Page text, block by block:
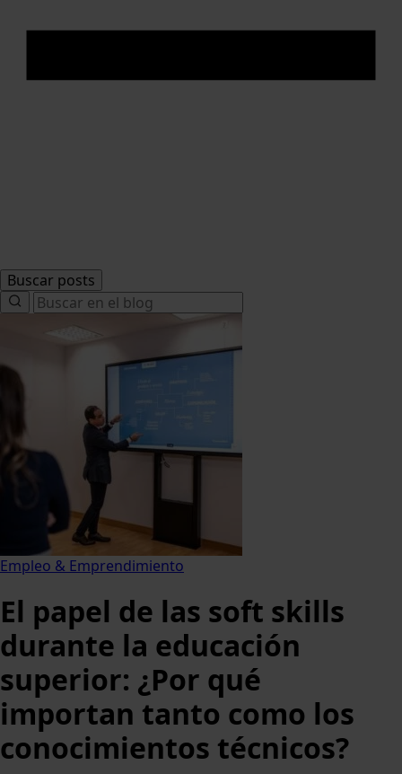
Buscar posts
Search
for:
Empleo & Emprendimiento
El papel de las soft skills
durante la educación
superior: ¿Por qué
importan tanto como los
conocimientos técnicos?